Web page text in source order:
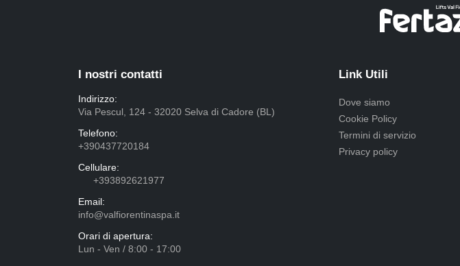
I nostri contatti
Indirizzo:
Via Pescul, 124 - 32020 Selva di Cadore (BL)
Telefono:
+390437720184
Cellulare:
+393892621977
Email:
info@valfiorentinaspa.it
Orari di apertura:
Lun - Ven / 8:00 - 17:00
Link Utili
Dove siamo
Cookie Policy
Termini di servizio
Privacy policy